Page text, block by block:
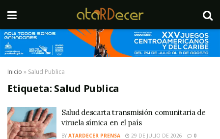
Inicio » Salud Publica
Etiqueta: Salud Publica
Salud descarta transmisión comunitaria de
viruela símica en el país
BY ATARDECER PRENSA 29 DE JULIO DE 2026 0